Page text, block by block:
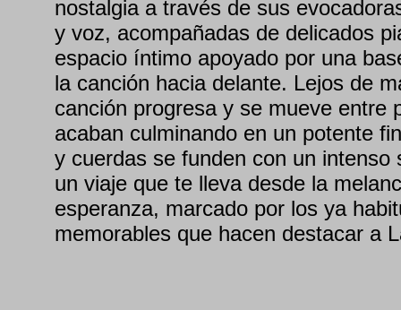
nostalgia a través de sus
y voz, acompañadas de delicados
espacio íntimo apoyado por una
la canción hacia delante. Lejos de
canción progresa y se mueve entre
acaban culminando en un potente
y cuerdas se funden con un intenso
un viaje que te lleva desde la
esperanza, marcado por los ya
memorables que hacen destacar a